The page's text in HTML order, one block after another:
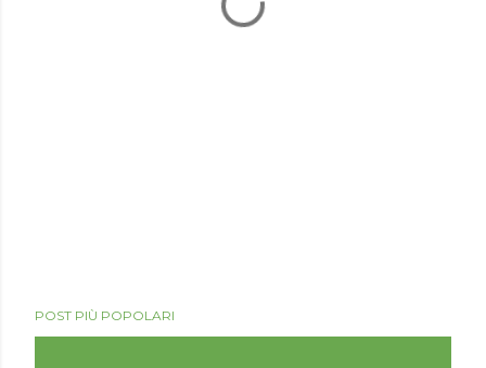
POST PIÙ POPOLARI